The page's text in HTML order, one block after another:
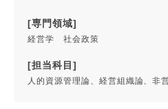
[専門領域]
経営学 社会政策
[担当科目]
人的資源管理論、経営組織論、非